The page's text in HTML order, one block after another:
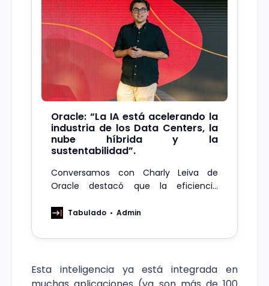
Oracle: “La IA está acelerando la
industria de los Data Centers, la
nube híbrida y la
sustentabilidad”.
Conversamos con Charly Leiva de
Oracle destacó que la eficiencia
son claves para la firma. Además,
ofrecer entornos de computación de
Tabulado Admin
Esta inteligencia ya está integrada en